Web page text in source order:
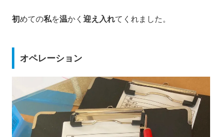
初めての私を温かく 迎え入れてくれました。
オペレーション